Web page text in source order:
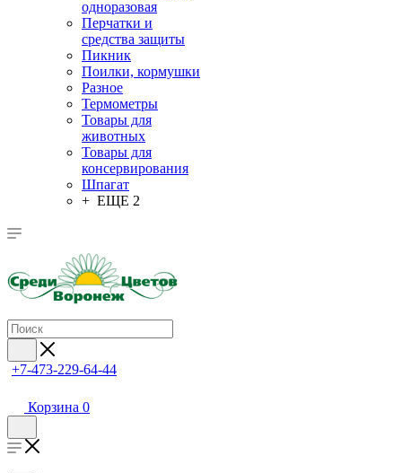
одноразовая
Перчатки и
средства защиты
Пикник
Поилки, кормушки
Разное
Термометры
Товары для
животных
Товары для
консервирования
Шпагат
+ ЕЩЕ 2
+7-473-229-64-44
Корзина 0